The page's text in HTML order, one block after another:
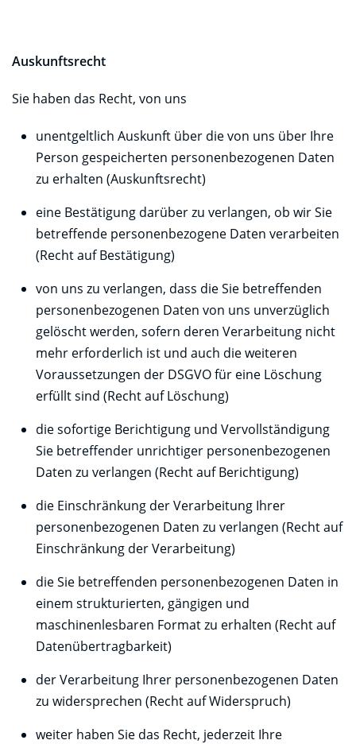
Auskunftsrecht
Sie haben das Recht, von uns
unentgeltlich Auskunft über die von uns über Ihre
Person gespeicherten personenbezogenen Daten
zu erhalten (Auskunftsrecht)
eine Bestätigung darüber zu verlangen, ob wir Sie
betreffende personenbezogene Daten verarbeiten
(Recht auf Bestätigung)
von uns zu verlangen, dass die Sie betreffenden
personenbezogenen Daten von uns unverzüglich
gelöscht werden, sofern deren Verarbeitung nicht
mehr erforderlich ist und auch die weiteren
Voraussetzungen der DSGVO für eine Löschung
erfüllt sind (Recht auf Löschung)
die sofortige Berichtigung und Vervollständigung
Sie betreffender unrichtiger personenbezogenen
Daten zu verlangen (Recht auf Berichtigung)
die Einschränkung der Verarbeitung Ihrer
personenbezogenen Daten zu verlangen (Recht auf
Einschränkung der Verarbeitung)
die Sie betreffenden personenbezogenen Daten in
einem strukturierten, gängigen und
maschinenlesbaren Format zu erhalten (Recht auf
Datenübertragbarkeit)
der Verarbeitung Ihrer personenbezogenen Daten
zu widersprechen (Recht auf Widerspruch)
weiter haben Sie das Recht, jederzeit Ihre